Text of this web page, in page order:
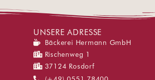
UNSERE ADRESSE
Bäckerei Hermann GmbH
Rischenweg 1
37124 Rosdorf